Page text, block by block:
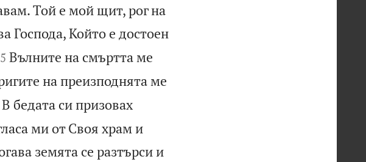
Той е мой щит, рог на
Господа, Който е достоен

5 Вълните на смъртта ме
на преизподнята ме
В бедата си призовах
ми от Своя храм и
земята се разтърси и